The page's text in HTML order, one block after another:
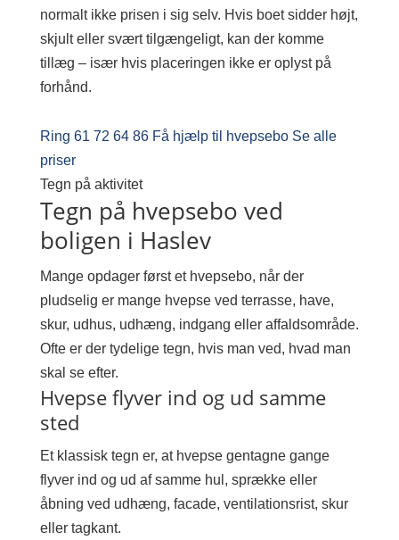
normalt ikke prisen i sig selv. Hvis boet sidder højt,
skjult eller svært tilgængeligt, kan der komme
tillæg – især hvis placeringen ikke er oplyst på
forhånd.
Ring 61 72 64 86 Få hjælp til hvepsebo Se alle
priser
Tegn på aktivitet
Tegn på hvepsebo ved
boligen i Haslev
Mange opdager først et hvepsebo, når der
pludselig er mange hvepse ved terrasse, have,
skur, udhus, udhæng, indgang eller affaldsområde.
Ofte er der tydelige tegn, hvis man ved, hvad man
skal se efter.
Hvepse flyver ind og ud samme
sted
Et klassisk tegn er, at hvepse gentagne gange
flyver ind og ud af samme hul, sprække eller
åbning ved udhæng, facade, ventilationsrist, skur
eller tagkant.